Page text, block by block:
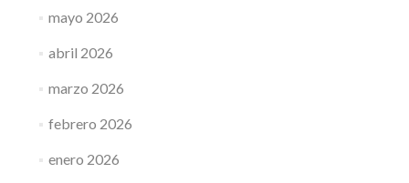
mayo 2026
abril 2026
marzo 2026
febrero 2026
enero 2026